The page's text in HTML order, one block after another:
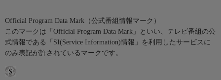
Official Program Data Mark（公式番組情報マーク）
このマークは「Official Program Data Mark」といい、テレビ番組の公
式情報である「SI(Service Information)情報」を利用したサービスに
のみ表記が許されているマークです。